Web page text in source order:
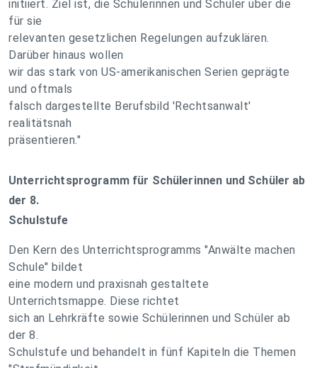
initiiert. Ziel ist, die Schülerinnen und Schüler über die
für sie
relevanten gesetzlichen Regelungen aufzuklären.
Darüber hinaus wollen
wir das stark von US-amerikanischen Serien geprägte
und oftmals
falsch dargestellte Berufsbild 'Rechtsanwalt'
realitätsnah
präsentieren."
Unterrichtsprogramm für Schülerinnen und Schüler ab
der 8.
Schulstufe
Den Kern des Unterrichtsprogramms "Anwälte machen
Schule" bildet
eine modern und praxisnah gestaltete
Unterrichtsmappe. Diese richtet
sich an Lehrkräfte sowie Schülerinnen und Schüler ab
der 8.
Schulstufe und behandelt in fünf Kapiteln die Themen